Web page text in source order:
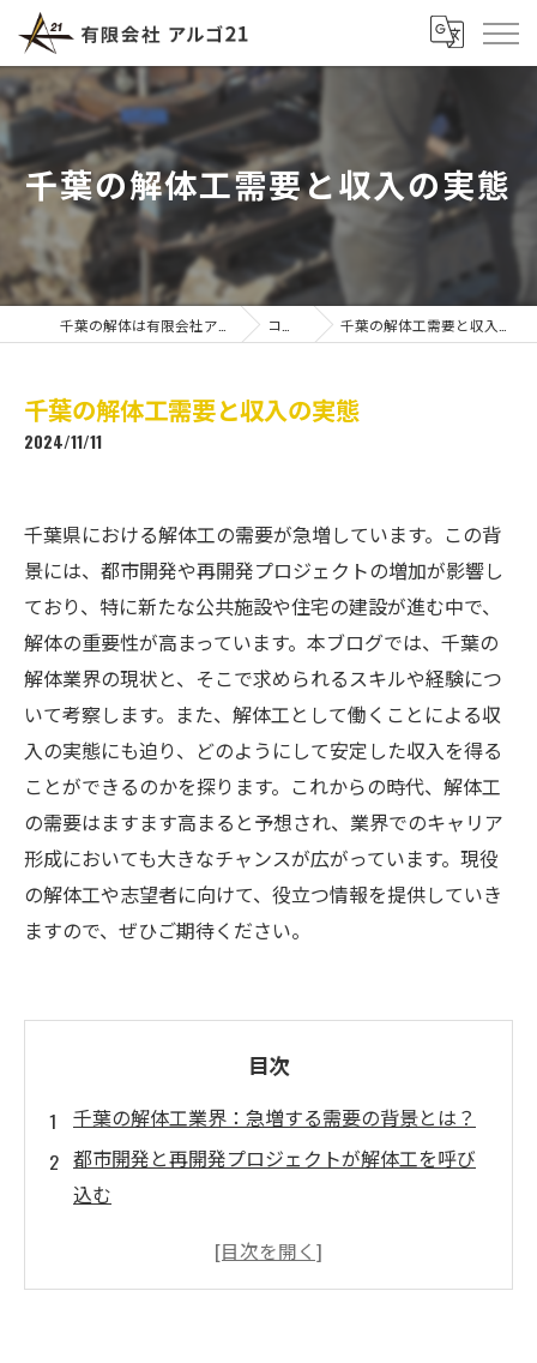
千葉の解体工需要と収入の実態
コラム 千葉の解体工需要と収入の実態
千葉の解体工需要と収入の実態
2024/11/11
千葉県における解体工の需要が急増しています。この背
景には、都市開発や再開発プロジェクトの増加が影響し
ており、特に新たな公共施設や住宅の建設が進む中で、
解体の重要性が高まっています。本ブログでは、千葉の
解体業界の現状と、そこで求められるスキルや経験につ
いて考察します。また、解体工として働くことによる収
入の実態にも迫り、どのようにして安定した収入を得る
ことができるのかを探ります。これからの時代、解体工
の需要はますます高まると予想され、業界でのキャリア
形成においても大きなチャンスが広がっています。現役
の解体工や志望者に向けて、役立つ情報を提供していき
ますので、ぜひご期待ください。
目次
千葉の解体工業界：急増する需要の背景とは？
都市開発と再開発プロジェクトが解体工を呼び
込む
求められるスキル：解体工として成功するため